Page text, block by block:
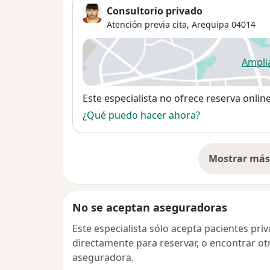
Consultorio privado
Atención previa cita, Arequipa 04014
Disponibilidad
Este especialista no ofrece reserva
¿Qué puedo hacer ahora?
Mostrar
No se aceptan aseguradoras
Este especialista sólo acepta pacientes
directamente para reservar, o encontrar
aseguradora.